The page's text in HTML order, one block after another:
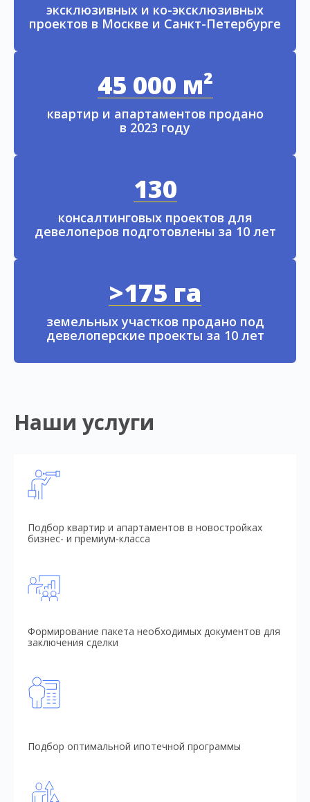
эксклюзивных и ко-эксклюзивных
проектов в Москве и Санкт-Петербурге
45 000 м²
квартир и апартаментов продано
в 2023 году
130
консалтинговых проектов для
девелоперов подготовлены за 10 лет
>175 га
земельных участков продано под
девелоперские проекты за 10 лет
Наши услуги
Подбор квартир и апартаментов в новостройках
бизнес- и премиум-класса
Формирование пакета необходимых документов для
заключения сделки
Подбор оптимальной ипотечной программы